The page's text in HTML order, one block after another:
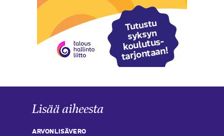
Lisää aiheesta
ARVONLISÄVERO